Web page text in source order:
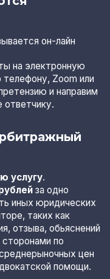
он-лайн
на электронную
Zoom или
и направим
ответчику.
услугу.
за одно
иных юридических
таких как
отзыва, обьяснений
по
цен
помощи.